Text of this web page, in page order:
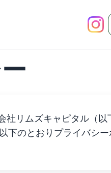
社リムズキャピタル（
下のとおりプライバシ